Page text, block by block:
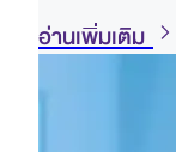
อ่านเพิ่มเติม